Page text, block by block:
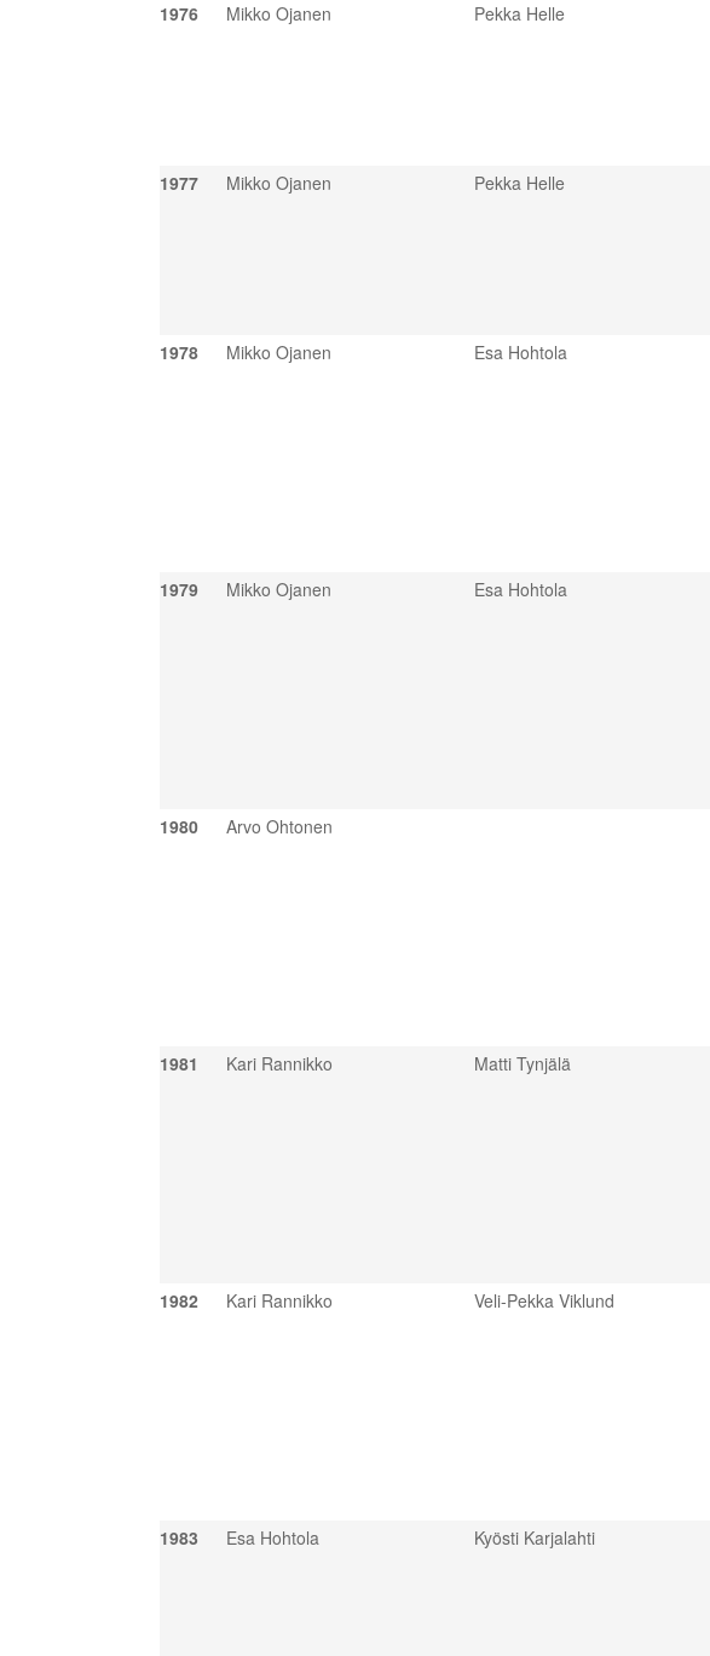
1976
Mikko Ojanen Pekka Helle
1977 Mikko Ojanen Pekka Helle
1978 Mikko Ojanen Esa Hohtola
1979 Mikko Ojanen Esa Hohtola
1980 Arvo Ohtonen
1981 Kari Rannikko Matti Tynjälä
1982 Kari Rannikko Veli-Pekka Viklund
1983 Esa Hohtola Kyösti Karjalahti